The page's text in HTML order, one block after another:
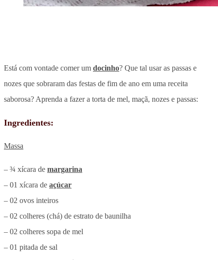
Está com vontade comer um docinho? Que tal usar as passas e
nozes que sobraram das festas de fim de ano em uma receita
saborosa? Aprenda a fazer a torta de mel, maçã, nozes e passas:
Ingredientes:
Massa
– ¾ xícara de margarina
– 01 xícara de açúcar
– 02 ovos inteiros
– 02 colheres (chá) de estrato de baunilha
– 02 colheres sopa de mel
– 01 pitada de sal